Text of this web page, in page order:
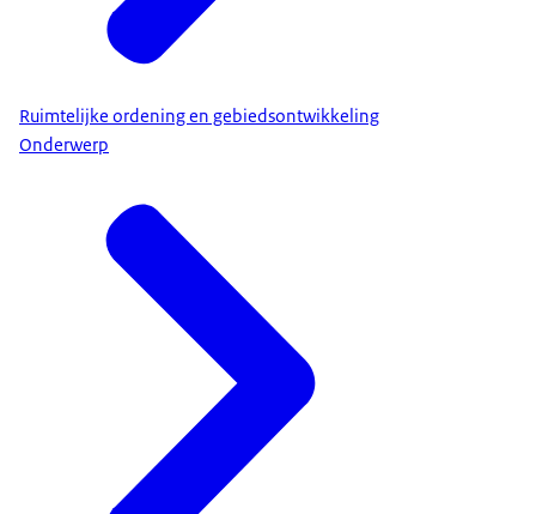
Ruimtelijke ordening en gebiedsontwikkeling
Onderwerp